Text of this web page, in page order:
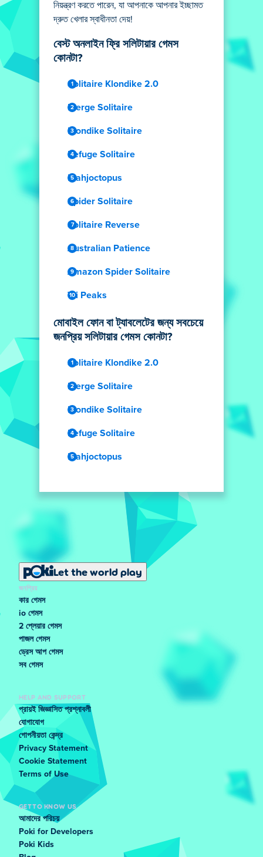
নিয়ন্ত্রণ করতে পারেন, যা আপনাকে আপনার ইচ্ছামত
দ্রুত খেলার স্বাধীনতা দেয়!
বেস্ট অনলাইন ফ্রি সলিটায়ার গেমস
কোনটা?
Solitaire Klondike 2.0
Merge Solitaire
Klondike Solitaire
Refuge Solitaire
Mahjoctopus
Spider Solitaire
Solitaire Reverse
Australian Patience
Amazon Spider Solitaire
Tri Peaks
মোবাইল ফোন বা ট্যাবলেটের জন্য সবচেয়ে
জনপ্রিয় সলিটায়ার গেমস কোনটা?
Solitaire Klondike 2.0
Merge Solitaire
Klondike Solitaire
Refuge Solitaire
Mahjoctopus
Let the world play
জনপ্রিয়
কার গেমস
io গেমস
2 প্লেয়ার গেমস
পাজল গেমস
ড্রেস আপ গেমস
সব গেমস
HELP AND SUPPORT
প্রায়ই জিজ্ঞাসিত প্রশ্নাবলী
যোগাযোগ
গোপনীয়তা কেন্দ্র
Privacy Statement
Cookie Statement
Terms of Use
GET TO KNOW US
আমাদের পরিচয়
Poki for Developers
Poki Kids